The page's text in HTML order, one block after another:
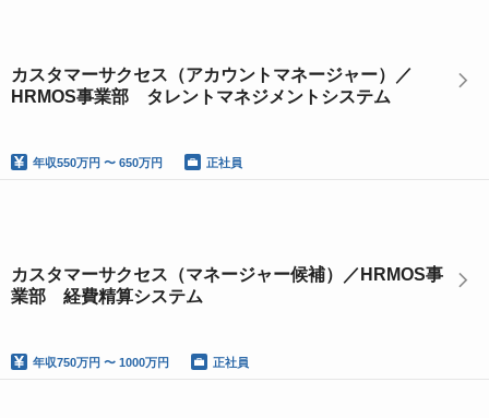
カスタマーサクセス（アカウントマネージャー）／
HRMOS事業部 タレントマネジメントシステム
年収550万円 〜 650万円 正社員
カスタマーサクセス（マネージャー候補）／HRMOS事
業部 経費精算システム
年収750万円 〜 1000万円 正社員